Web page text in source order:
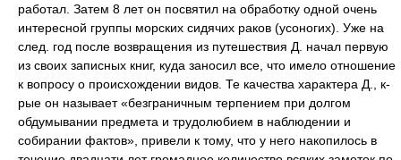
работал. Затем 8 лет он посвятил на обработку одной очень
интересной группы морских сидячих раков (усоногих). Уже на
след. год после возвращения из путешествия Д. начал первую
из своих записных книг, куда заносил все, что имело отношение
к вопросу о происхождении видов. Те качества характера Д., к-
рые он называет «безграничным терпением при долгом
обдумывании предмета и трудолюбием в наблюдении и
собирании фактов», привели к тому, что у него накопилось в